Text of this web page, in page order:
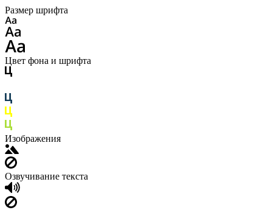
Размер шрифта
Цвет фона и шрифта
Изображения
Озвучивание текста